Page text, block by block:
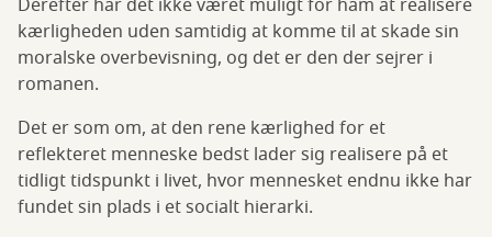
Derefter har det ikke været muligt for ham at realisere
kærligheden uden samtidig at komme til at skade sin
moralske overbevisning, og det er den der sejrer i
romanen.
Det er som om, at den rene kærlighed for et
reflekteret menneske bedst lader sig realisere på et
tidligt tidspunkt i livet, hvor mennesket endnu ikke har
fundet sin plads i et socialt hierarki.